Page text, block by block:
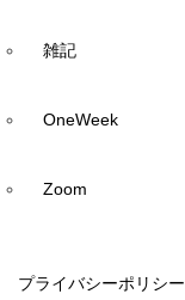
雑記
OneWeek
Zoom
プライバシーポリシー